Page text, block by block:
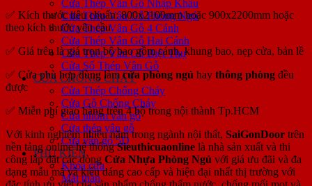
Cửa Thép Vân Gỗ Nhập Khẩu
Cửa Thép Vân Gỗ Phòng Ngủ
Cửa Thép Vân Gỗ 4 Cánh
Cửa Thép Vân Gỗ Hai Cánh
Cửa Thép Vân Gỗ Biệt Thự
Cửa Sổ Thép Vân Gỗ
CỬA CHỐNG CHÁY
Cửa Thép Chống Cháy
Cửa Gỗ Chống Cháy
Cửa nhôm vân gỗ
Cửa thép vân gỗ
Cửa vân gỗ 5D
PHỤ KIỆN
Khóa cửa
Mắt thần
✅ Kích thước tiêu chuẩn: 800x2100mm hoặc 900x2200mm hoặc
theo kích thước yêu cầu
✅ Giá trên là giá trọn bộ bao gồm cánh, khung bao, nẹp cửa, bản lề
✅ Cửa phù hợp dùng làmcửa phòng ngủ hay thông phòng đều
được
✅ Miễn phí giao hàng trên 4 bộ trong nội thành Tp.HCM
Với kinh nghiệm nhiều năm trong ngành nội thất, SaiGonDoor trên
nền tảng online hệ thốngSieuthicuaonline là nhà sản xuất và thi
công lắp đặt các dòng Cửa Nhựa Phòng Ngủ với giá ưu đãi và đa
dạng mẫu mã và kiểu dáng cao cấp và hiện đại nhất thị trường với